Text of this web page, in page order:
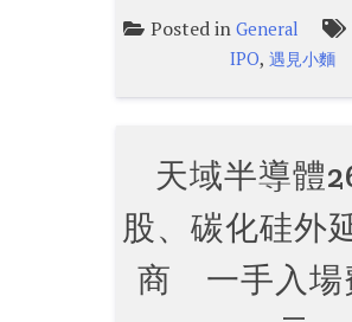
Posted inGeneral
IPO, 遇見小麵
天域半導體
股、碳化硅外
商 一手入場